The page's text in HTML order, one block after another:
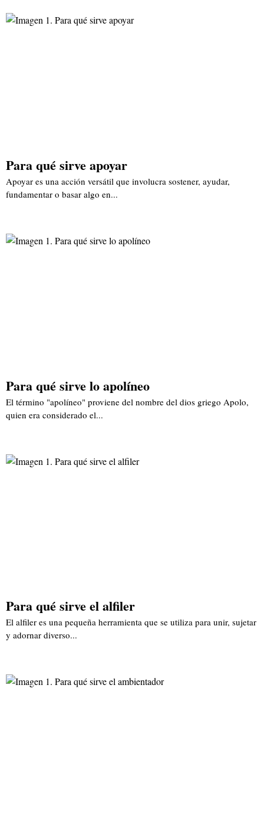
Para qué sirve apoyar
Apoyar es una acción versátil que involucra sostener, ayudar,
fundamentar o basar algo en...
Para qué sirve lo apolíneo
El término "apolíneo" proviene del nombre del dios griego Apolo,
quien era considerado el...
Para qué sirve el alfiler
El alfiler es una pequeña herramienta que se utiliza para unir, sujetar
y adornar diverso...